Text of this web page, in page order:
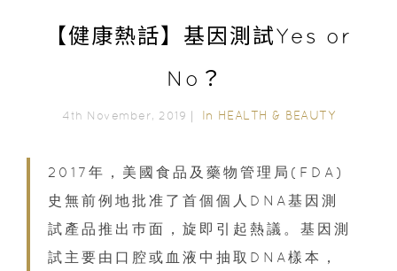
【健康熱話】基因測試Yes or
No？
4th November, 2019｜ In HEALTH & BEAUTY
2017年，美國食品及藥物管理局(FDA)
史無前例地批准了首個個人DNA基因測
試產品推出巿面，旋即引起熱議。基因測
試主要由口腔或血液中抽取DNA樣本，